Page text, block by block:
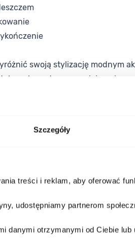
Szczegóły
treści i reklam, aby oferować
udostępniamy partnerom
danymi otrzymanymi od Ciebie
swoją stylizację modnym
koperta zapewniają
marki z wyraźnym
pominąć karuzelę lub przejść